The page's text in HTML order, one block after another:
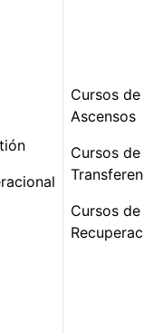
Cursos de
Ascensos
Cursos de
Cursos de